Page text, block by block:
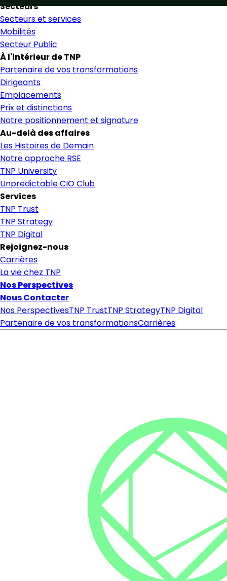
Secteurs
Secteurs et services
Mobilités
Secteur Public
À l'intérieur de TNP
Partenaire de vos transformations
Dirigeants
Emplacements
Prix et distinctions
Notre positionnement et signature
Au-delà des affaires
Les Histoires de Demain
Notre approche RSE
TNP University
Unpredictable CIO Club
Services
TNP Trust
TNP Strategy
TNP Digital
Rejoignez-nous
Carrières
La vie chez TNP
Nos Perspectives
Nous Contacter
Nos PerspectivesTNP TrustTNP StrategyTNP Digital
Partenaire de vos transformationsCarrières